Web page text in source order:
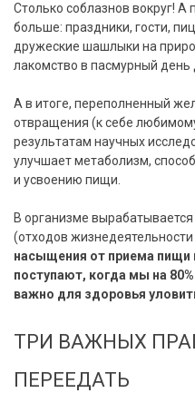
Столько соблазнов вокруг! А
больше: праздники, гости,
дружеские шашлыки на
лакомство в пасмурный день
А в итоге, переполненный
отвращения (к себе
результатам научных
улучшает метаболизм,
и усвоению пищи.
В организме
(отходов жизнедеятельности
насыщения от приема пищи
поступают, когда мы на
важно для здоровья
ТРИ ВАЖНЫХ
ПЕРЕЕДАТЬ